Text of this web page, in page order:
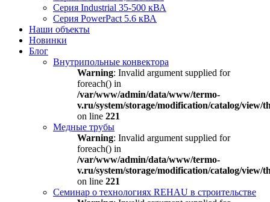
Серия Industrial 35-500 кВА
Серия PowerPact 5.6 кВА
Наши объекты
Новинки
Блог
Внутрипольные конвектора
Warning: Invalid argument supplied for
foreach() in
/var/www/admin/data/www/termo-
v.ru/system/storage/modification/catalog/view/
on line 221
Медные трубы
Warning: Invalid argument supplied for
foreach() in
/var/www/admin/data/www/termo-
v.ru/system/storage/modification/catalog/view/
on line 221
Семинар о технологиях REHAU в строительстве